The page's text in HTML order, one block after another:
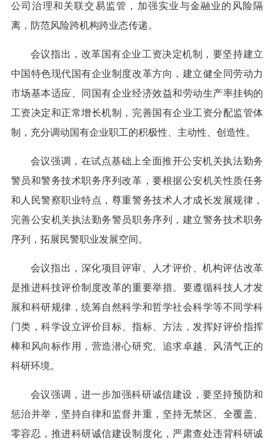
公司治理和关联交易监管，加强实业与金融业的风险隔
离，防范风险跨机构跨业态传递。
会议指出，改革国有企业工资决定机制，要坚持建立
中国特色现代国有企业制度改革方向，建立健全同劳动力
市场基本适应、同国有企业经济效益和劳动生产率挂钩的
工资决定和正常增长机制，完善国有企业工资分配监管体
制，充分调动国有企业职工的积极性、主动性、创造性。
会议强调，在试点基础上全面推开公安机关执法勤务
警员和警务技术职务序列改革，要根据公安机关性质任务
和人民警察职业特点，尊重警务技术人才成长发展规律，
完善公安机关执法勤务警员职务序列，建立警务技术职务
序列，拓展民警职业发展空间。
会议指出，深化项目评审、人才评价、机构评估改革
是推进科技评价制度改革的重要举措。要遵循科技人才发
展和科研规律，统筹自然科学和哲学社会科学等不同学科
门类，科学设立评价目标、指标、方法，发挥好评价指挥
棒和风向标作用，营造潜心研究、追求卓越、风清气正的
科研环境。
会议强调，进一步加强科研诚信建设，要坚持预防和
惩治并举，坚持自律和监督并重，坚持无禁区、全覆盖、
零容忍，推进科研诚信建设制度化，严肃查处违背科研诚